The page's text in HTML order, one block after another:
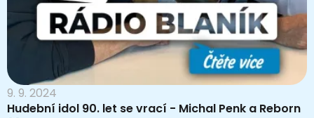
9. 9. 2024
Hudební idol 90. let se vrací - Michal Penk a Reborn